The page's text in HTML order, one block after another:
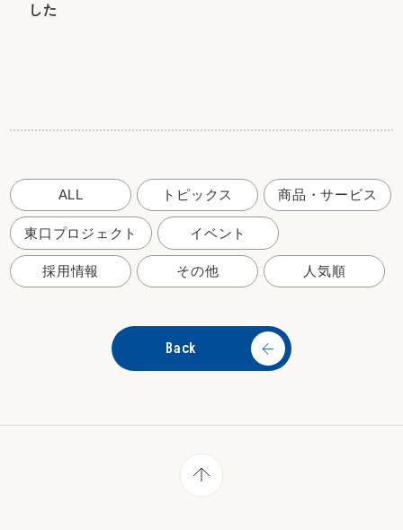
した
ALL トピックス 商品・サービス
東口プロジェクト イベント
採用情報 その他 人気順
Back